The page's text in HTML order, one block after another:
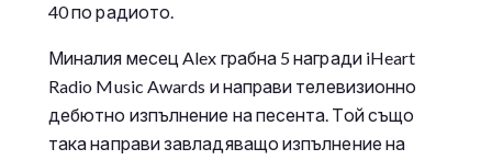
40 по радиото.
Миналия месец Alex грабна 5 награди iHeart
Radio Music Awards и направи телевизионно
дебютно изпълнение на песента. Той също
така направи завладяващо изпълнение на